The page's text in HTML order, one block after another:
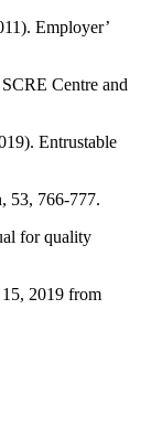
Employer’
Centre and
Entrustable
53, 766-777.
for quality
2019 from